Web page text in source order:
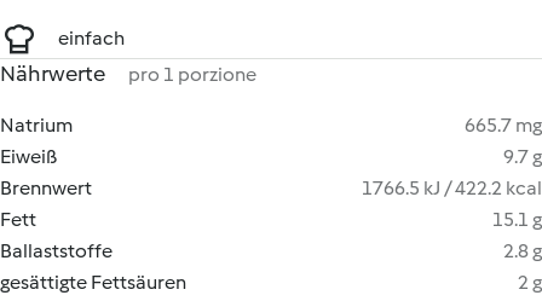
einfach
Nährwerte pro 1 porzione
Natrium
665.7 mg
Eiweiß
9.7 g
Brennwert
1766.5 kJ / 422.2 kcal
Fett
15.1 g
Ballaststoffe
2.8 g
gesättigte Fettsäuren
2 g